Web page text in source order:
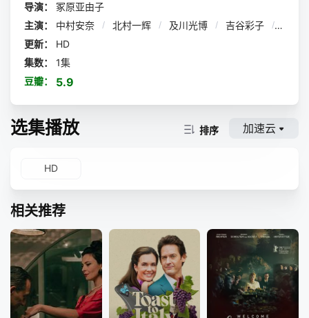
导演：
冢原亚由子
主演：
中村安奈 / 北村一辉 / 及川光博 / 吉谷彩子 /
更新：
HD
集数：
1集
豆瓣：
5.9
选集播放 排序 加速云
HD
相关推荐